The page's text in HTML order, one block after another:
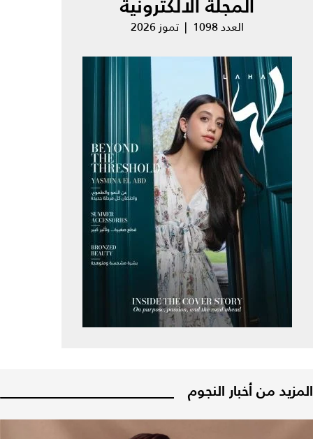
المجلة الالكترونية
العدد 1098 | تموز 2026
المزيد من أخبار النجوم